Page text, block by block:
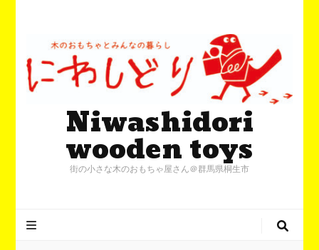
Niwashidori
wooden toys
街の小さな木のおもちゃ屋さん＠群馬県桐生市